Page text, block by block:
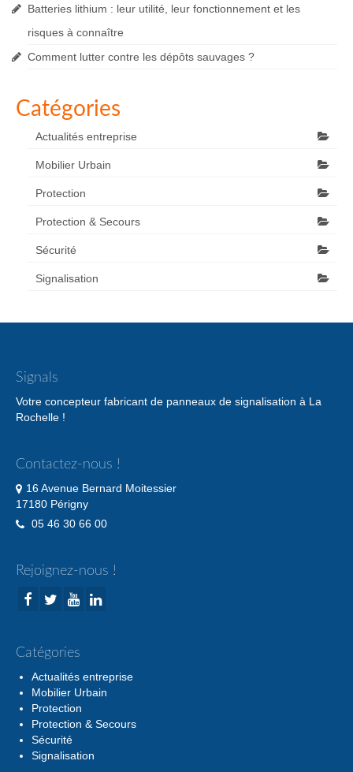
Batteries lithium : leur utilité, leur fonctionnement et les
risques à connaître
Comment lutter contre les dépôts sauvages ?
Catégories
Actualités entreprise
Mobilier Urbain
Protection
Protection & Secours
Sécurité
Signalisation
Signals
Votre concepteur fabricant de panneaux de signalisation à La
Rochelle !
Contactez-nous !
16 Avenue Bernard Moitessier
17180 Périgny
05 46 30 66 00
Rejoignez-nous !
Catégories
Actualités entreprise
Mobilier Urbain
Protection
Protection & Secours
Sécurité
Signalisation